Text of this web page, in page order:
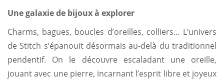
Une galaxie de bijoux à explorer
Charms, bagues, boucles d’oreilles, colliers… L’univers
de Stitch s’épanouit désormais au-delà du traditionnel
pendentif. On le découvre escaladant une oreille,
jouant avec une pierre, incarnant l’esprit libre et joyeux